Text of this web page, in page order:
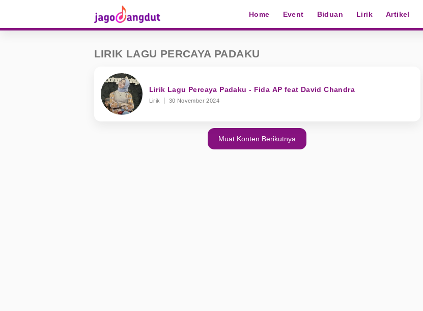
Home Event Biduan Lirik Artikel
LIRIK LAGU PERCAYA PADAKU
Lirik Lagu Percaya Padaku - Fida AP feat David Chandra
Lirik 30 November 2024
Muat Konten Berikutnya